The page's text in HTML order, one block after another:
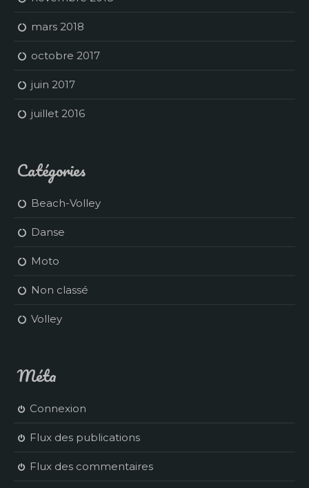
mars 2018
octobre 2017
juin 2017
juillet 2016
Catégories
Beach-Volley
Danse
Moto
Non classé
Volley
Méta
Connexion
Flux des publications
Flux des commentaires